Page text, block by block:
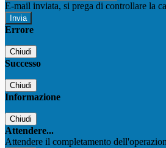
E-mail inviata, si prega di controllare la
Errore
Chiudi
Successo
Chiudi
Informazione
Chiudi
Attendere...
Attendere il completamento